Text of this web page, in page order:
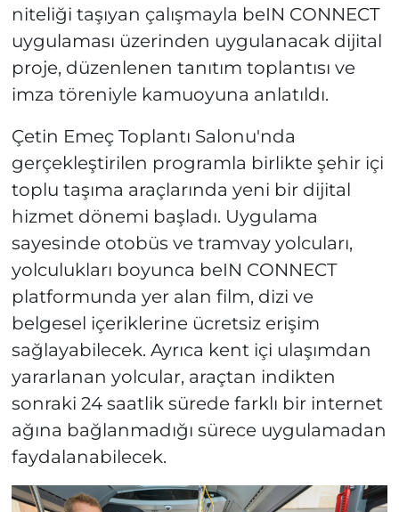
niteliği taşıyan çalışmayla beIN CONNECT
uygulaması üzerinden uygulanacak dijital
proje, düzenlenen tanıtım toplantısı ve
imza töreniyle kamuoyuna anlatıldı.
Çetin Emeç Toplantı Salonu'nda
gerçekleştirilen programla birlikte şehir içi
toplu taşıma araçlarında yeni bir dijital
hizmet dönemi başladı. Uygulama
sayesinde otobüs ve tramvay yolcuları,
yolculukları boyunca beIN CONNECT
platformunda yer alan film, dizi ve
belgesel içeriklerine ücretsiz erişim
sağlayabilecek. Ayrıca kent içi ulaşımdan
yararlanan yolcular, araçtan indikten
sonraki 24 saatlik sürede farklı bir internet
ağına bağlanmadığı sürece uygulamadan
faydalanabilecek.